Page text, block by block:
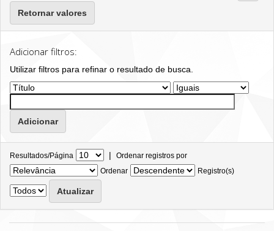
Retornar valores
Adicionar filtros:
Utilizar filtros para refinar o resultado de busca.
Resultados/Página | Ordenar registros por
Ordenar
Registro(s)